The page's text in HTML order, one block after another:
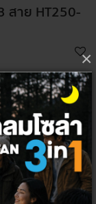
×
สาย HT250-